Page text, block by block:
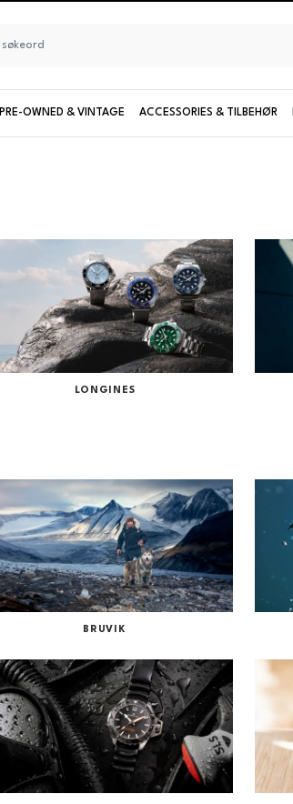
PRE-OWNED & VINTAGE ACCESSORIES & TILBEHØR
Damemodeller
Limiterte modeller
Se alle Seiko
LONGINES
BRUVIK